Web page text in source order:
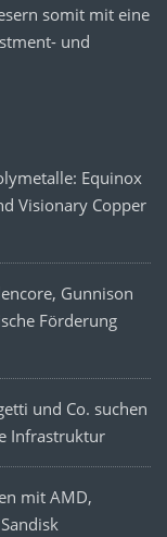
somit mit eine
und
Equinox
Visionary Copper
Gunnison
Förderung
und Co. suchen
Infrastruktur
mit AMD,